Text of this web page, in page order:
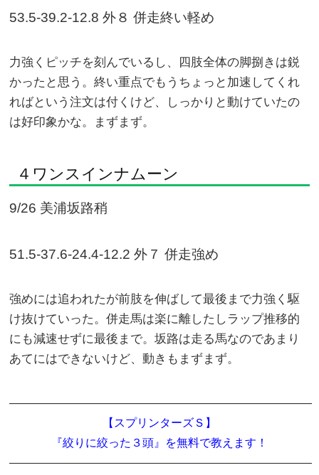
53.5-39.2-12.8 外８ 併走終い軽め
力強くピッチを刻んでいるし、四肢全体の脚捌きは鋭
かったと思う。終い重点でもうちょっと加速してくれ
ればという注文は付くけど、しっかりと動けていたの
は好印象かな。まずまず。
４ワンスインナムーン
9/26 美浦坂路稍
51.5-37.6-24.4-12.2 外７ 併走強め
強めには追われたが前肢を伸ばして最後まで力強く駆
け抜けていった。併走馬は楽に離したしラップ推移的
にも減速せずに最後まで。坂路は走る馬なのであまり
あてにはできないけど、動きもまずまず。
―――――――――――――――――――――――――
【スプリンターズＳ】
『絞りに絞った３頭』を無料で教えます！
―――――――――――――――――――――――――